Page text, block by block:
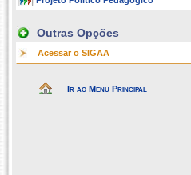
Outras Opções
Acessar o SIGAA
Ir ao Menu Principal